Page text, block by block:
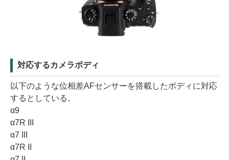
対応するカメラボディ
以下のような位相差AFセンサーを搭載したボディに対応
するとしている。
α9
α7R III
α7 III
α7R II